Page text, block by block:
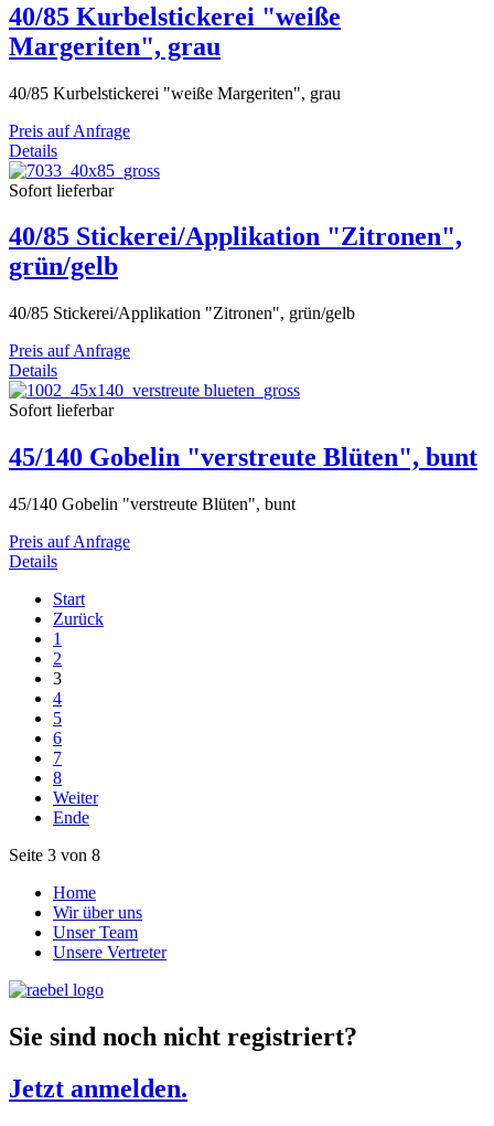
40/85 Kurbelstickerei "weiße
Margeriten", grau
40/85 Kurbelstickerei "weiße Margeriten", grau
Preis auf Anfrage
Details
Sofort lieferbar
40/85 Stickerei/Applikation "Zitronen",
grün/gelb
40/85 Stickerei/Applikation "Zitronen", grün/gelb
Preis auf Anfrage
Details
Sofort lieferbar
45/140 Gobelin "verstreute Blüten", bunt
45/140 Gobelin "verstreute Blüten", bunt
Preis auf Anfrage
Details
Start
Zurück
1
2
3
4
5
6
7
8
Weiter
Ende
Seite 3 von 8
Home
Wir über uns
Unser Team
Unsere Vertreter
Sie sind noch nicht registriert?
Jetzt anmelden.